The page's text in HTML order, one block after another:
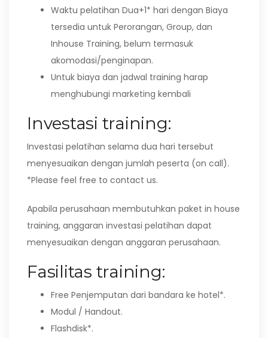
Waktu pelatihan Dua+1* hari dengan Biaya
tersedia untuk Perorangan, Group, dan
Inhouse Training, belum termasuk
akomodasi/penginapan.
Untuk biaya dan jadwal training harap
menghubungi marketing kembali
Investasi training:
Investasi pelatihan selama dua hari tersebut
menyesuaikan dengan jumlah peserta (on call).
*Please feel free to contact us.
Apabila perusahaan membutuhkan paket in house
training, anggaran investasi pelatihan dapat
menyesuaikan dengan anggaran perusahaan.
Fasilitas training:
Free Penjemputan dari bandara ke hotel*.
Modul / Handout.
Flashdisk*.